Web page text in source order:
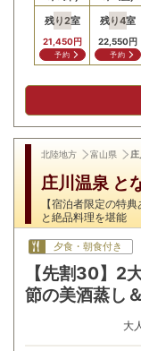
残り2室
21,450円
予約
残り4室
22,550円
予約
北陸地方 富山県
庄川温泉 と
【宿泊者限定の特
と絶品料理を堪能
夕食・朝食付き
【先割30】2
節の美酒蒸し
大